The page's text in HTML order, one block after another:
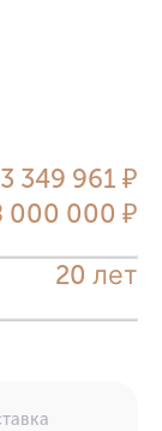
349 961 ₽
000 000 ₽
20 лет